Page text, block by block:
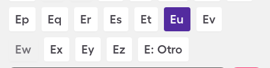
Ep Eq Er Es Et Eu Ev
Ew Ex Ey Ez E: Otro